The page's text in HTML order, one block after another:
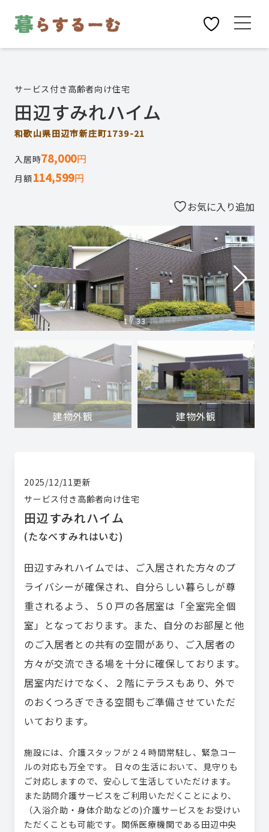
サービス付き高齢者向け住宅
田辺すみれハイム
和歌山県田辺市新庄町1739-21
入居時78,000円
月額114,599円
お気に入り追加
1/33
建物外観 建物外観
2025/12/11更新
サービス付き高齢者向け住宅
田辺すみれハイム
(たなべすみれはいむ)
田辺すみれハイムでは、ご入居された方々のプ
ライバシーが確保され、自分らしい暮らしが尊
重されるよう、５０戸の各居室は「全室完全個
室」となっております。また、自分のお部屋と他
のご入居者との共有の空間があり、ご入居者の
方々が交流できる場を十分に確保しております。
居室内だけでなく、２階にテラスもあり、外で
のおくつろぎできる空間もご準備させていただ
いております。
施設には、介護スタッフが２４時間常駐し、緊急コー
ルの対応も万全です。 日々の生活において、見守りも
ご対応しますので、安心して生活していただけます。
また訪問介護サービスをご利用いただくことにより、
（入浴介助・身体介助などの)介護サービスをお受けい
ただくことも可能です。関係医療機関である田辺中央